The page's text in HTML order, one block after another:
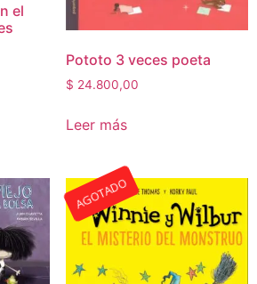
el
Pototo 3 veces poeta
$ 24.800,00
Leer más
AGOTADO